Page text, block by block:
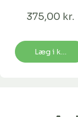
lang
375,00 kr.
Læg i kurv